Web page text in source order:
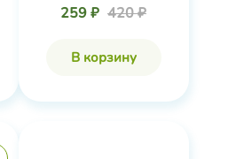
259 ₽ 420 ₽
В корзину